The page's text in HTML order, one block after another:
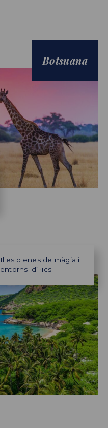
Botsuana
Illes plenes de màgia i
entorns idíl·lics.